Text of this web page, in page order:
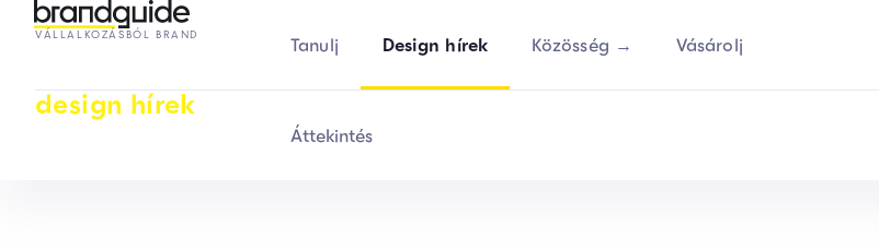
VÁLLALKOZÁSBÓL BRAND
Tanulj Design hírek Közösség → Vásárolj
design hírek
Áttekintés